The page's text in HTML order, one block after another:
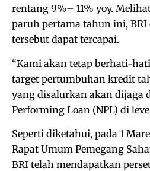
rentang 9%– 11% yoy.
paruh pertama tahun ini,
tersebut dapat tercapai.
“Kami akan tetap berhati-
target pertumbuhan kredit
yang disalurkan akan dijaga
Performing Loan (NPL) di
Seperti diketahui, pada 1
Rapat Umum Pemegang
BRI telah mendapatkan